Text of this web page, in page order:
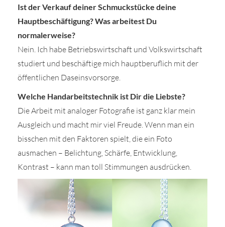
Ist der Verkauf deiner Schmuckstücke deine
Hauptbeschäftigung? Was arbeitest Du
normalerweise?
Nein. Ich habe Betriebswirtschaft und Volkswirtschaft
studiert und beschäftige mich hauptberuflich mit der
öffentlichen Daseinsvorsorge.
Welche Handarbeitstechnik ist Dir die Liebste?
Die Arbeit mit analoger Fotografie ist ganz klar mein
Ausgleich und macht mir viel Freude. Wenn man ein
bisschen mit den Faktoren spielt, die ein Foto
ausmachen – Belichtung, Schärfe, Entwicklung,
Kontrast – kann man toll Stimmungen ausdrücken.